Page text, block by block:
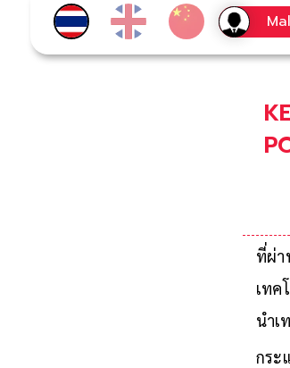
ที่ผ่า
เทค
นำเ
กระ